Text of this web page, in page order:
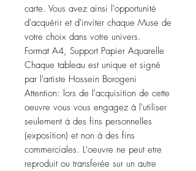
carte. Vous avez ainsi l'opportunité
d'acquérir et d'inviter chaque Muse de
votre choix dans votre univers.
Format A4, Support Papier Aquarelle
Chaque tableau est unique et signé
par l'artiste Hossein Borogeni
Attention: lors de l'acquisition de cette
oeuvre vous vous engagez à l'utiliser
seulement à des fins personnelles
(exposition) et non à des fins
commerciales. L'oeuvre ne peut etre
reproduit ou transferée sur un autre